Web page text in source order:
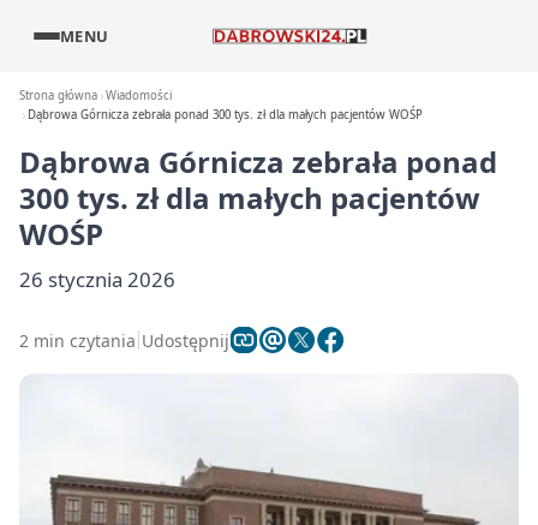
MENU
Strona główna Wiadomości
Dąbrowa Górnicza zebrała ponad 300 tys. zł dla małych pacjentów WOŚP
Dąbrowa Górnicza zebrała ponad
300 tys. zł dla małych pacjentów
WOŚP
26 stycznia 2026
2 min czytania Udostępnij